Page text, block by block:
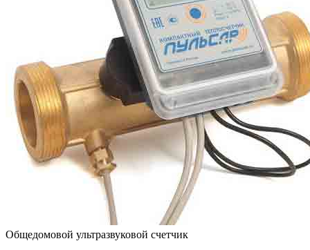
Общедомовой ультразвуковой счетчик